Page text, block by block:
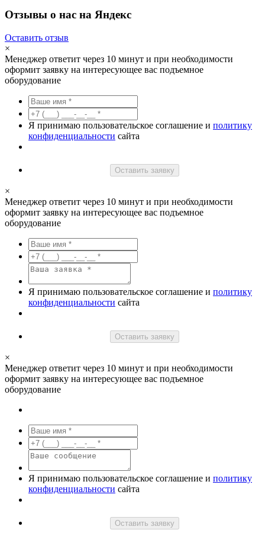
Отзывы о нас на Яндекс
Оставить отзыв
×
Менеджер ответит через 10 минут и при необходимости
оформит заявку на интересующее вас подъемное
оборудование
Я принимаю пользовательское соглашение и политику
конфиденциальности сайта
Оставить заявку
×
Менеджер ответит через 10 минут и при необходимости
оформит заявку на интересующее вас подъемное
оборудование
Я принимаю пользовательское соглашение и политику
конфиденциальности сайта
Оставить заявку
×
Менеджер ответит через 10 минут и при необходимости
оформит заявку на интересующее вас подъемное
оборудование
Я принимаю пользовательское соглашение и политику
конфиденциальности сайта
Оставить заявку